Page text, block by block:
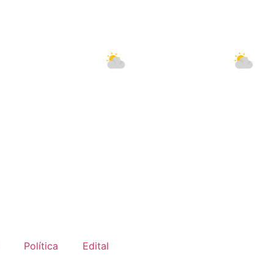
33°C 30°C
Política Edital